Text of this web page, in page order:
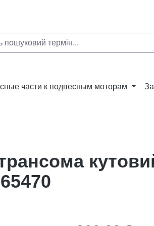
части к подвесным моторам